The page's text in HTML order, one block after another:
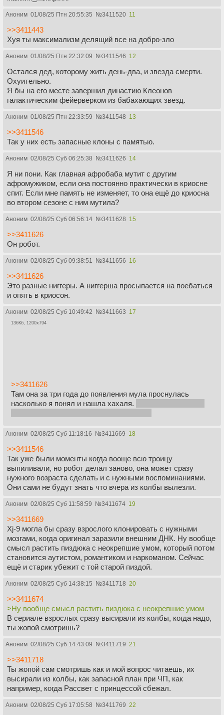
Аноним 01/08/25 Птн 20:55:35 №3411520 11
>>3411443
Хуя ты максимализм делящий все на добро-зло
Аноним 01/08/25 Птн 22:32:09 №3411546 12
Остался дед, которому жить день-два, и звезда смерти.
Охуительно.
Я бы на его месте завершил династию Клеонов
галактическим фейерверком из бабахающих звезд.
Аноним 01/08/25 Птн 22:33:59 №3411548 13
>>3411546
Так у них есть запасные клоны с памятью.
Аноним 02/08/25 Суб 06:25:38 №3411626 14
Я ни пони. Как главная афробаба мутит с другим
афромужиком, если она постоянно практически в криосне
спит. Если мне память не изменяет, то она ещё до криосна
во втором сезоне с ним мутила?
Аноним 02/08/25 Суб 06:56:14 №3411628 15
>>3411626
Он робот.
Аноним 02/08/25 Суб 09:38:51 №3411656 16
>>3411626
Это разные ниггеры. А ниггерша просыпается на поебаться
и опять в криосон.
Аноним 02/08/25 Суб 10:49:42 №3411663 17
136Кб, 1200x794
>>3411626
Там она за три года до появления мула проснулась
насколько я понял и нашла хахаля.
Аноним 02/08/25 Суб 11:18:16 №3411669 18
>>3411546
Так уже были моменты когда вооще всю троицу
выпиливали, но робот делал заново, она может сразу
нужного возраста сделать и с нужными воспоминаниями.
Они сами не будут знать что вчера из колбы вылезли.
Аноним 02/08/25 Суб 11:58:59 №3411674 19
>>3411669
Xj-9 могла бы сразу взрослого клонировать с нужными
мозгами, когда оригинал заразили внешним ДНК. Ну вообще
смысл растить пиздюка с неокрепшие умом, который потом
становится аутистом, романтиком и наркоманом. Сейчас
ещё и старик убежит с той старой пиздой.
Аноним 02/08/25 Суб 14:38:15 №3411718 20
>>3411674
>Ну вообще смысл растить пиздюка с неокрепшие умом
В сериале взрослых сразу высирали из колбы, когда надо,
ты жопой смотришь?
Аноним 02/08/25 Суб 14:43:09 №3411719 21
>>3411718
Ты жопой сам смотришь как и мой вопрос читаешь, их
высирали из колбы, как запасной план при ЧП, как
например, когда Рассвет с принцессой сбежал.
Аноним 02/08/25 Суб 17:05:58 №3411769 22